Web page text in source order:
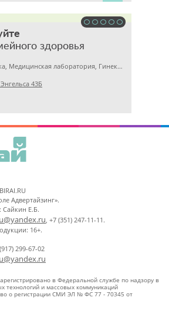
здоровья
Детская клиника, Медицинская лаборатория, Гинекология
43Б
Адвертайзинг».
Сайкин Е.Б.
, +7 (351) 247-11-11.
16+.
299-67-02
в Федеральной службе по надзору в
технологий и массовых коммуникаций
о регистрации СМИ ЭЛ № ФС 77 - 70345 от